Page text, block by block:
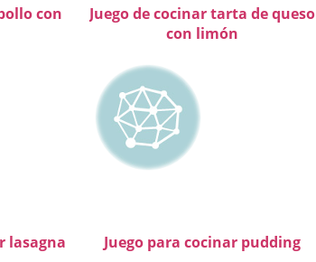
con
Juego de cocinar tarta de queso
con limón
lasagna Juego para cocinar pudding